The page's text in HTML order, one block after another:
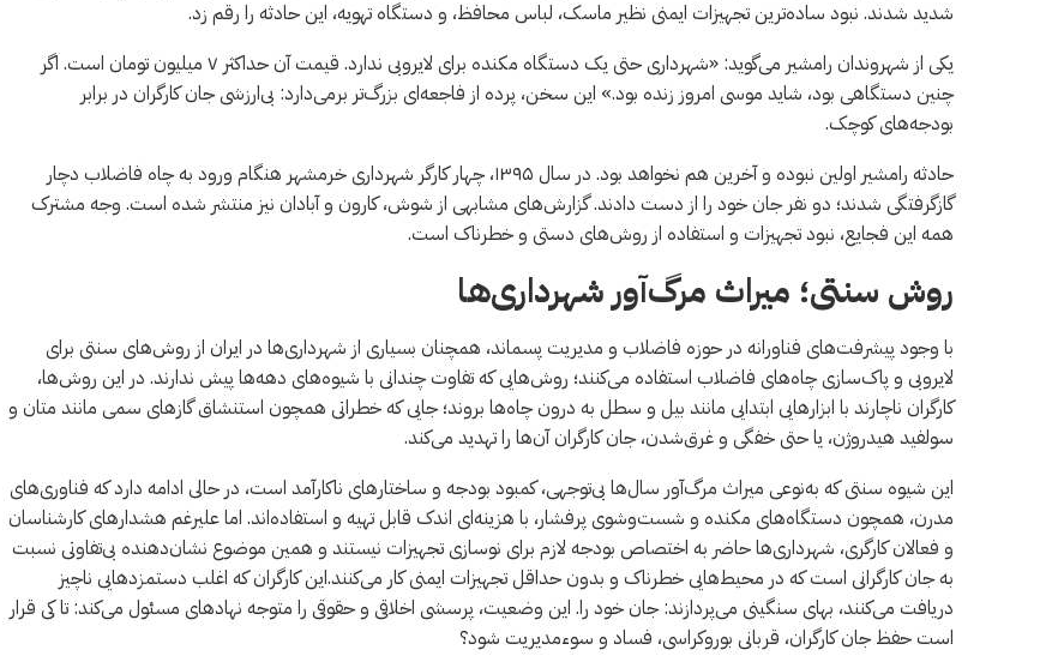
شدید شدند. نبود ساده‌ترین تجهیزات ایمنی نظیر ماسک، لباس محافظ، و دستگاه تهویه، این حادثه را رقم زد.
یکی از شهروندان رامشیر می‌گوید: «شهرداری حتی یک دستگاه مکنده برای لایروبی ندارد. قیمت آن حداکثر ۷ میلیون تومان است. اگر
چنین دستگاهی بود، شاید موسی امروز زنده بود.» این سخن، پرده از فاجعه‌ای بزرگ‌تر برمی‌دارد: بی‌ارزشی جان کارگران در برابر
بودجه‌های کوچک.
حادثه رامشیر اولین نبوده و آخرین هم نخواهد بود. در سال ۱۳۹۵، چهار کارگر شهرداری خرمشهر هنگام ورود به چاه فاضلاب دچار
گازگرفتگی شدند؛ دو نفر جان خود را از دست دادند. گزارش‌های مشابهی از شوش، کارون و آبادان نیز منتشر شده است. وجه مشترک
همه این فجایع، نبود تجهیزات و استفاده از روش‌های دستی و خطرناک است.
روش سنتی؛ میراث مرگ‌آور شهرداری‌ها
با وجود پیشرفت‌های فناورانه در حوزه فاضلاب و مدیریت پسماند، همچنان بسیاری از شهرداری‌ها در ایران از روش‌های سنتی برای
لایروبی و پاک‌سازی چاه‌های فاضلاب استفاده می‌کنند؛ روش‌هایی که تفاوت چندانی با شیوه‌های دهه‌ها پیش ندارند. در این روش‌ها،
کارگران ناچارند با ابزارهایی ابتدایی مانند بیل و سطل به درون چاه‌ها بروند؛ جایی که خطراتی همچون استنشاق گازهای سمی مانند متان و
سولفید هیدروژن، یا حتی خفگی و غرق‌شدن، جان کارگران آن‌ها را تهدید می‌کند.
این شیوه سنتی که به‌نوعی میراث مرگ‌آور سال‌ها بی‌توجهی، کمبود بودجه و ساختارهای ناکارآمد است، در حالی ادامه دارد که فناوری‌های
مدرن، همچون دستگاه‌های مکنده و شست‌وشوی پرفشار، با هزینه‌ای اندک قابل تهیه و استفاده‌اند. اما علیرغم هشدارهای کارشناسان
و فعالان کارگری، شهرداری‌ها حاضر به اختصاص بودجه لازم برای نوسازی تجهیزات نیستند و همین موضوع نشان‌دهنده بی‌تفاوتی نسبت
به جان کارگرانی است که در محیط‌هایی خطرناک و بدون حداقل تجهیزات ایمنی کار می‌کنند.این کارگران که اغلب دستمزدهایی ناچیز
دریافت می‌کنند، بهای سنگینی می‌پردازند: جان خود را. این وضعیت، پرسشی اخلاقی و حقوقی را متوجه نهادهای مسئول می‌کند: تا کی قرار
است حفظ جان کارگران، قربانی بوروکراسی، فساد و سوء‌مدیریت شود؟